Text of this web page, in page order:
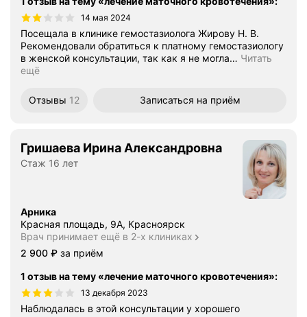
14 мая 2024
Посещала в клинике гемостазиолога Жирову Н. В.
Рекомендовали обратиться к платному гемостазиологу
в женской консультации, так как я не могла… Читать
ещё
Отзывы 12 Записаться на приём
Гришаева Ирина Александровна
Стаж 16 лет
Арника
Красная площадь, 9А, Красноярск
Врач принимает ещё в 2-х клиниках
Цена
2900
2 900 ₽ за приём
1 отзыв на тему «лечение маточного кровотечения»:
13 декабря 2023
Наблюдалась в этой консультации у хорошего